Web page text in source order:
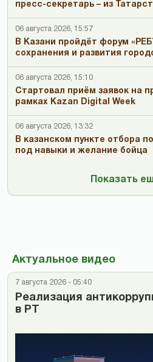
пресс-секретарь – из
06 августа 2026, 15:57
В Казани пройдёт форум
сохранения и развития
06 августа 2026, 15:10
Стартовал приём заявок на
рамках Kazan Digital Week
06 августа 2026, 13:32
В казанском пункте отбора
под навыки и желание бойца
Показать
Актуальное видео
7 августа 2026 - 05:40
Реализация
в РТ